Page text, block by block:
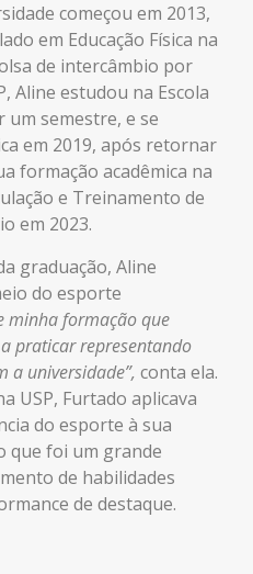
começou em 2013,
em Educação Física na
de intercâmbio por
Aline estudou na Escola
um semestre, e se
em 2019, após retornar
formação acadêmica na
e Treinamento de
em 2023.
graduação, Aline
do esporte
minha formação que
praticar representando
a universidade”, conta ela.
USP, Furtado aplicava
do esporte à sua
que foi um grande
de habilidades
de destaque.